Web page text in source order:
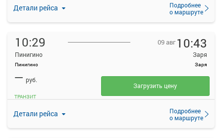
Детали рейса
Подробнее
о маршруте
10:29
Пинигино
Пинигино
09 авг 10:43
Заря
Заря
Детали рейса
Подробнее
о маршруте
— руб.
ТРАНЗИТ
Загрузить цену